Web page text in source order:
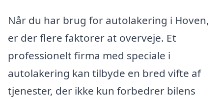
Når du har brug for autolakering i Hoven,
er der flere faktorer at overveje. Et
professionelt firma med speciale i
autolakering kan tilbyde en bred vifte af
tjenester, der ikke kun forbedrer bilens